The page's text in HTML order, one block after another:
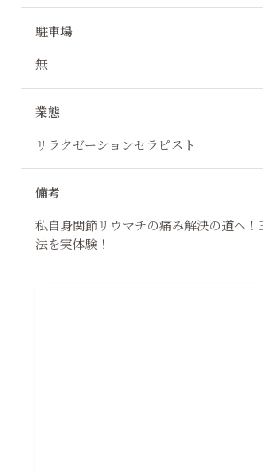
駐車場
無
業態
リラクゼーションセラピスト
備考
私自身関節リウマチの痛み解決の道へ
法を実体験！